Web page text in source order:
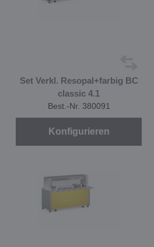
Set Verkl. Resopal+farbig BC
classic 4.1
Best.-Nr. 380091
Konfigurieren